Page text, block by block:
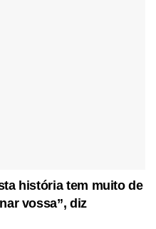
história tem muito de
vossa”, diz